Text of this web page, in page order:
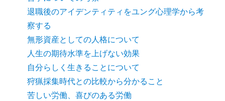
退職後のアイデンティティをユング心理学から考
察する
無形資産としての人格について
人生の期待水準を上げない効果
自分らしく生きることについて
狩猟採集時代との比較から分かること
苦しい労働、喜びのある労働